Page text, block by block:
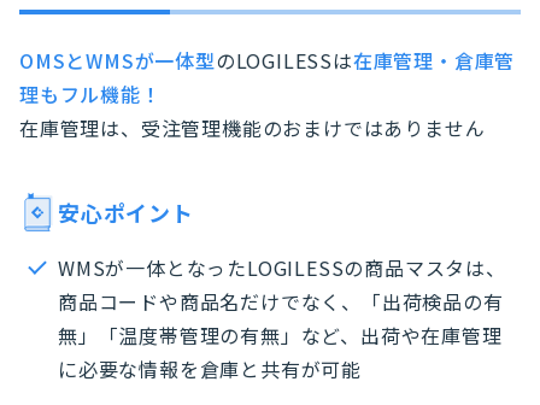
OMSとWMSが一体型のLOGILESSは在庫管理・倉庫管
理もフル機能！
在庫管理は、受注管理機能のおまけではありません
安心ポイント
WMSが一体となったLOGILESSの商品マスタは、
商品コードや商品名だけでなく、「出荷検品の有
無」「温度帯管理の有無」など、出荷や在庫管理
に必要な情報を倉庫と共有が可能